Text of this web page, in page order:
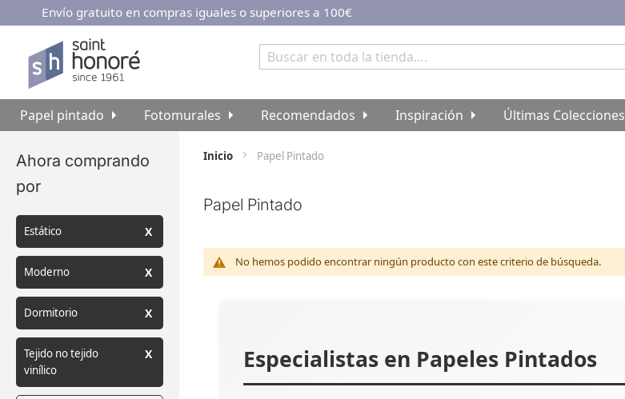
Ir
contenido
Envío gratuito en compras iguales o superiores a 100€
Papel pintado Fotomurales Recomendados Inspiración Últimas Colecciones
Inicio Papel Pintado
Papel Pintado
No hemos podido encontrar ningún producto con este criterio de búsqueda.
Especialistas en Papeles Pintados
Ahora comprando
por
Estático
Moderno
Dormitorio
Tejido no tejido
vinílico